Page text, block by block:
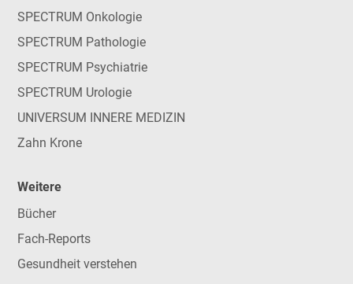
SPECTRUM Onkologie
SPECTRUM Pathologie
SPECTRUM Psychiatrie
SPECTRUM Urologie
UNIVERSUM INNERE MEDIZIN
Zahn Krone
Weitere
Bücher
Fach-Reports
Gesundheit verstehen